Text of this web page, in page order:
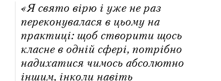
«Я свято вірю і уже не раз
переконувалася в цьому на
практиці: щоб створити щось
класне в одній сфері, потрібно
надихатися чимось абсолютно
іншим, інколи навіть